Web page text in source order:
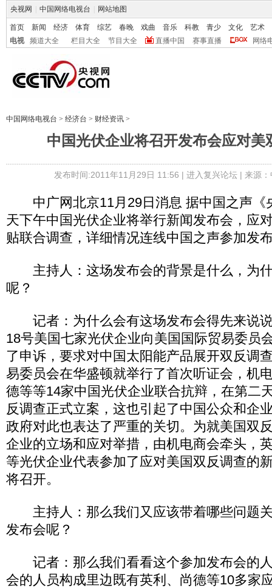
央视网 中国网络电视台 网站地图
首页 新闻 经济 体育 综艺 春晚 戏曲 音乐 科教 青少 文化
艺术
电视
频道大全 栏目大全 节目大全 直播中国 赛事直播 网络
中国网络电视台 > 经济台 > 财经资讯 >
中国光伏企业将召开发布会应对美
发布时间:2011年11月29日 11:56 | 进入复兴论坛| 来源
中广网北京11月29日消息 据中国之声《
天下午中国光伏企业将举行新闻发布会，应
贴联合调查，详细情况连线中国之声参加发
主持人：这场发布会的背景是什么，为
呢？
记者：为什么会有这场发布会得先来说
18号美国七家光伏企业向美国国际贸易委员
了申诉，要求对中国太阳能产品展开双反调
易委员会在华盛顿就举行了首次听证会，机
德等等14家中国光伏企业联合抗辩，在第二
反调查正式立案，这也引起了中国公众和企
政府对此也表达了严重的关切。为就美国双
企业的立场和应对举措，由机电商会牵头，
等光伏企业代表参加了应对美国双反调查的
将召开。
主持人：那么我们又应该带着哪些问题
发布会呢？
记者：那么我们看看这个参加发布会的
会的人员构成里边既有英利、尚德等10多家